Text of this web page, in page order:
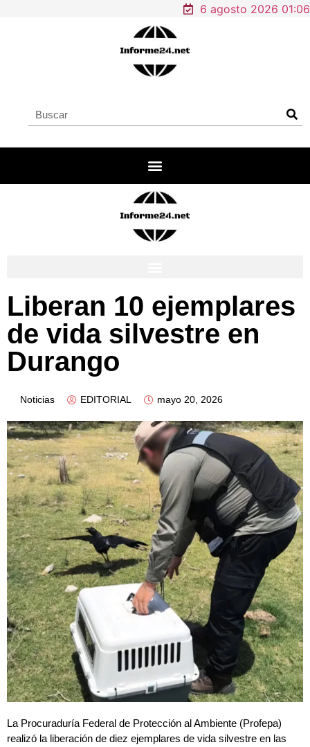
6 agosto 2026 01:06
Liberan 10 ejemplares
de vida silvestre en
Durango
Noticias EDITORIAL mayo 20, 2026
La Procuraduría Federal de Protección al Ambiente (Profepa)
realizó la liberación de diez ejemplares de vida silvestre en las